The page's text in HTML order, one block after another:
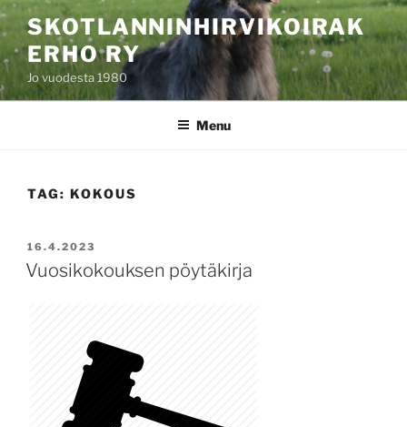
Skip
to
content
SKOTLANNINHIRVIKOIRAK
ERHO RY
Jo vuodesta 1980
Menu
TAG: KOKOUS
POSTED
ON
16.4.2023
Vuosikokouksen pöytäkirja